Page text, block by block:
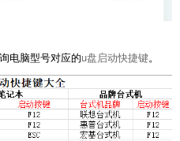
电脑型号对应的u盘启动快捷键。